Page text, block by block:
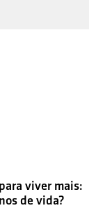
viver mais:
de vida?